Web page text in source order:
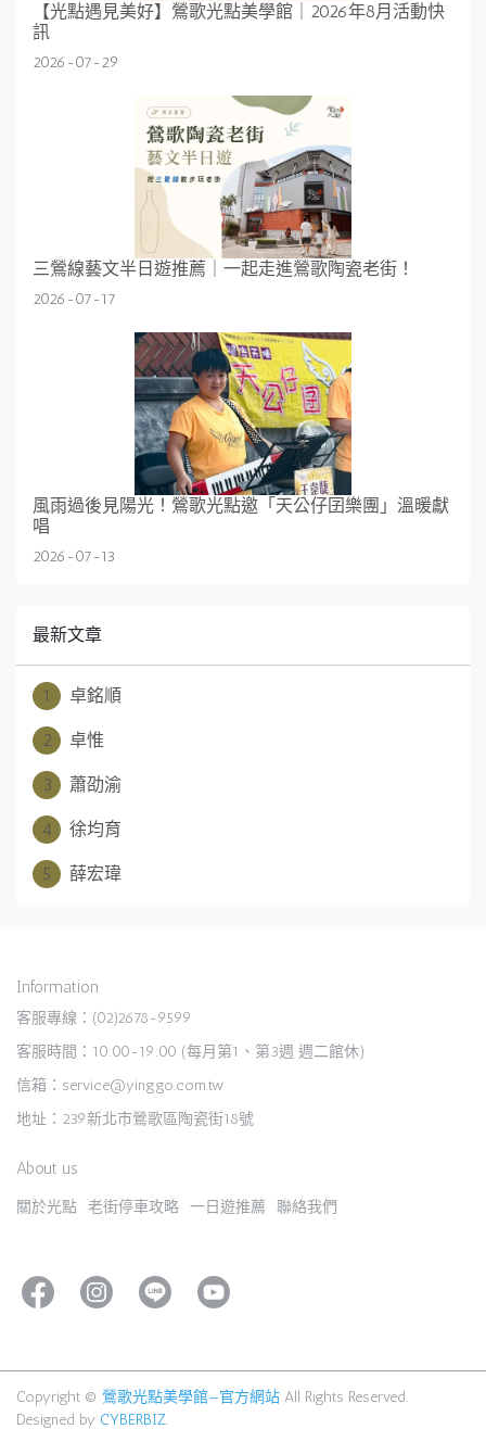
【光點遇見美好】鶯歌光點美學館｜2026年8月活動快
訊
2026-07-29
三鶯線藝文半日遊推薦｜一起走進鶯歌陶瓷老街！
2026-07-17
風雨過後見陽光！鶯歌光點邀「天公仔囝樂團」溫暖獻
唱
2026-07-13
最新文章
1 卓銘順
2 卓惟
3 蕭劭渝
4 徐均育
5 薛宏瑋
Information
客服專線：(02)2678-9599
客服時間：10:00-19:00 (每月第1、第3週 週二館休)
信箱：service@yinggo.com.tw
地址：239新北市鶯歌區陶瓷街18號
About us
關於光點 老街停車攻略 一日遊推薦 聯絡我們
Copyright © 鶯歌光點美學館—官方網站 All Rights Reserved.
Designed by CYBERBIZ.